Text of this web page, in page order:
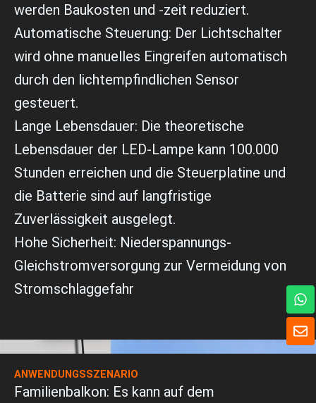
werden Baukosten und -zeit reduziert.
Automatische Steuerung: Der Lichtschalter
wird ohne manuelles Eingreifen automatisch
durch den lichtempfindlichen Sensor
gesteuert.
Lange Lebensdauer: Die theoretische
Lebensdauer der LED-Lampe kann 100.000
Stunden erreichen und die Steuerplatine und
die Batterie sind auf langfristige
Zuverlässigkeit ausgelegt.
Hohe Sicherheit: Niederspannungs-
Gleichstromversorgung zur Vermeidung von
Stromschlaggefahr
ANWENDUNGSSZENARIO
Familienbalkon: Es kann auf dem
U
m
s
W
h
a
t
s